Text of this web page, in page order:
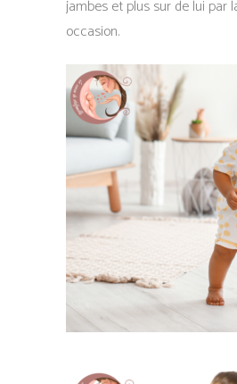
jambes et plus sur de lui par
occasion.